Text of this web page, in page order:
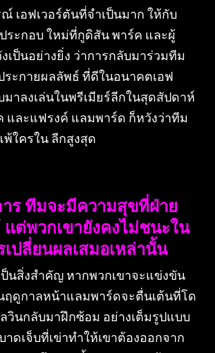
เอฟเวอร์ตันที่จำเป็นมาก ให้กับ
ระกอบ ใหม่ที่กูดิสัน พาร์ค และผู้
เป็นอย่างยิ่ง ว่าการกลับมาร่วมทีม
ระกายผลลัพธ์ ที่ดีในอนาคตเอฟ
มาลงเล่นในพรีเมียร์ลีกในสุดสัปดาห์
และแฟรงค์ แลมพาร์ด ก็หวังว่าทีม
พ้ใครใน ลีกสูงสุด
ร ทีมจะมีความสุขที่ฝ่าย
ต่พวกเขายังคงไม่ชนะใน
ปลี่ยนผลเสมอเหล่านั้น
นสิ่งสำคัญ หากพวกเขาจะแข่งขัน
ฤดูกาลหน้าแลมพาร์ดจะตื่นเต้นที่โด
วินกลับมาฝึกซ้อม อย่างเต็มรูปแบบ
าดเจ็บที่เข่าทำให้เขาต้องออกจาก